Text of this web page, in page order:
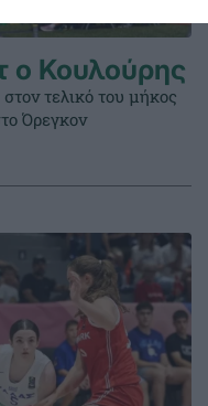
ο Κουλούρης
τελικό του μήκος
Όρεγκον